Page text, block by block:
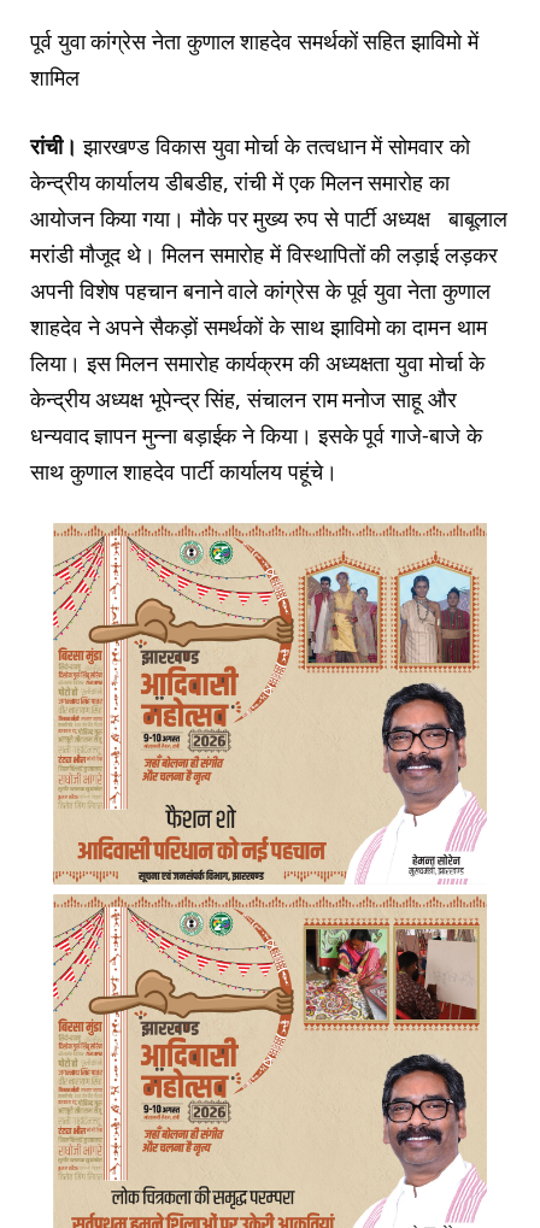
पूर्व युवा कांग्रेस नेता कुणाल शाहदेव समर्थकों सहित झाविमो में
शामिल
रांची। झारखण्ड विकास युवा मोर्चा के तत्वधान में सोमवार को
केन्द्रीय कार्यालय डीबडीह, रांची में एक मिलन समारोह का
आयोजन किया गया। मौके पर मुख्य रुप से पार्टी अध्यक्ष बाबूलाल
मरांडी मौजूद थे। मिलन समारोह में विस्थापितों की लड़ाई लड़कर
अपनी विशेष पहचान बनाने वाले कांग्रेस के पूर्व युवा नेता कुणाल
शाहदेव ने अपने सैकड़ों समर्थकों के साथ झाविमो का दामन थाम
लिया। इस मिलन समारोह कार्यक्रम की अध्यक्षता युवा मोर्चा के
केन्द्रीय अध्यक्ष भूपेन्द्र सिंह, संचालन राम मनोज साहू और
धन्यवाद ज्ञापन मुन्ना बड़ाईक ने किया। इसके पूर्व गाजे-बाजे के
साथ कुणाल शाहदेव पार्टी कार्यालय पहूंचे।